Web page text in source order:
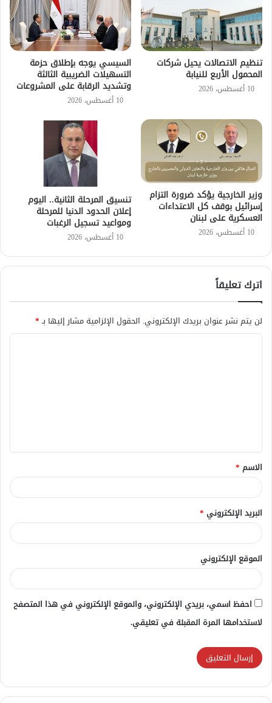
تنظيم الاتصالات يحيل شركات
المحمول الأربع للنيابة
10 أغسطس، 2026
السيسي يوجه بإطلاق حزمة
التسهيلات الضريبية الثالثة
وتشديد الرقابة على المشروعات
10 أغسطس، 2026
وزير الخارجية يؤكد ضرورة التزام
إسرائيل بوقف كل الاعتداءات
العسكرية على لبنان
10 أغسطس، 2026
تنسيق المرحلة الثانية.. اليوم
إعلان الحدود الدنيا للمرحلة
ومواعيد تسجيل الرغبات
10 أغسطس، 2026
اترك تعليقاً
لن يتم نشر عنوان بريدك الإلكتروني. الحقول الإلزامية مشار إليها بـ*
ق
*
الاسم *
البريد الإلكتروني *
الموقع الإلكتروني
احفظ اسمي، بريدي الإلكتروني، والموقع الإلكتروني في هذا المتصفح
لاستخدامها المرة المقبلة في تعليقي.